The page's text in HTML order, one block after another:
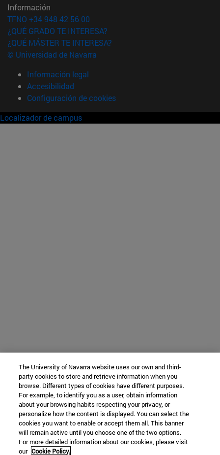
Información
TFNO +34 948 42 56 00
¿QUÉ GRADO TE INTERESA?
¿QUÉ MÁSTER TE INTERESA?
© Universidad de Navarra
Información legal
Accesibilidad
Configuración de cookies
Localizador de campus
The University of Navarra website uses our own and third-
party cookies to store and retrieve information when you
browse. Different types of cookies have different purposes.
For example, to identify you as a user, obtain information
about your browsing habits respecting your privacy, or
personalize how the content is displayed. You can select the
cookies you want to enable or accept them all. This banner
will remain active until you choose one of the two options.
For more detailed information about our cookies, please visit
our Cookie Policy.